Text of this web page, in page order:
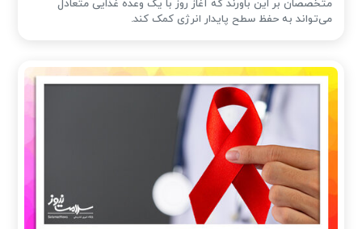
متخصصان بر این باورند که آغاز روز با یک وعده غذایی متعادل
می‌تواند به حفظ سطح پایدار انرژی کمک کند.